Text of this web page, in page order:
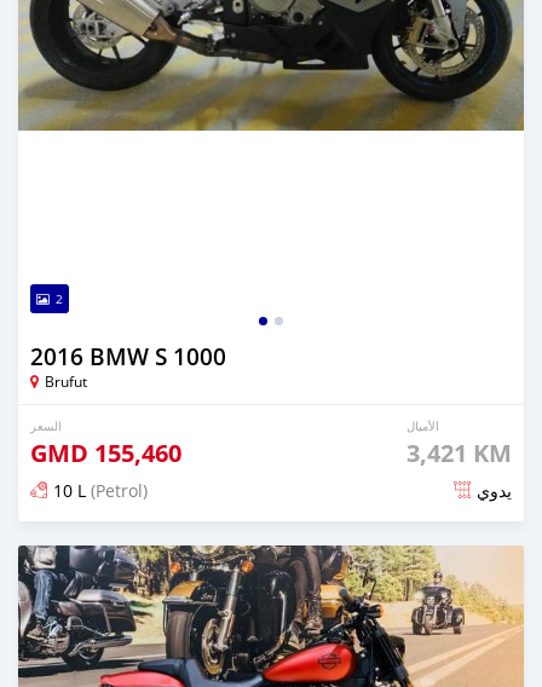
2
2016 BMW S 1000
Brufut
السعر
GMD 155,460
الأميال
3,421 KM
10 L (Petrol) يدوي
تم النشر منذ ما يقرب من 6 سنوات مضت